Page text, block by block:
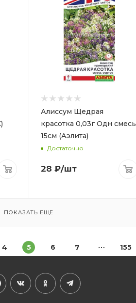
Алиссум Щедрая
красотка 0,03г Одн смесь
15см (Аэлита)
Достаточно
28 ₽/шт
ПОКАЗАТЬ ЕЩЕ
4 5 6 7 155